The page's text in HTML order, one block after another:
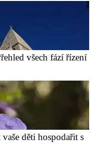
všech fází řízení
děti hospodařit s